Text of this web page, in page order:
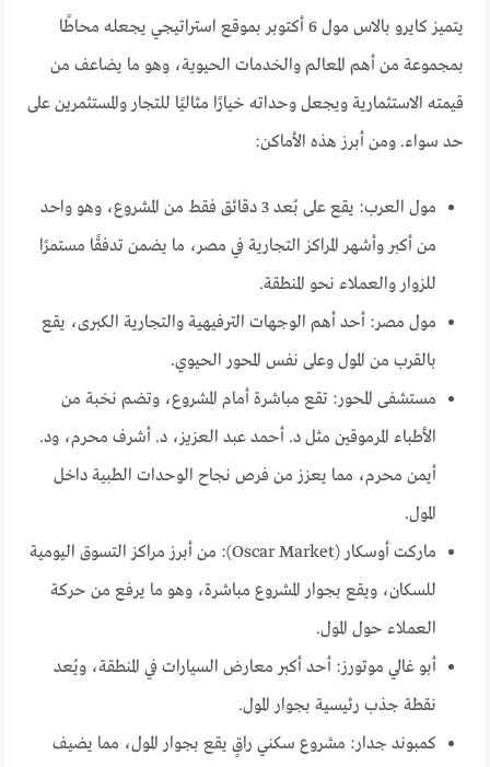
يتميز كايرو بالاس مول 6 أكتوبر بموقع استراتيجي يجعله محاطًا
بمجموعة من أهم المعالم والخدمات الحيوية، وهو ما يضاعف من
قيمته الاستثمارية ويجعل وحداته خيارًا مثاليًا للتجار والمستثمرين على
حد سواء. ومن أبرز هذه الأماكن:
مول العرب: يقع على بُعد 3 دقائق فقط من المشروع، وهو واحد
من أكبر وأشهر المراكز التجارية في مصر، ما يضمن تدفقًا مستمرًا
للزوار والعملاء نحو المنطقة.
مول مصر: أحد أهم الوجهات الترفيهية والتجارية الكبرى، يقع
بالقرب من المول وعلى نفس المحور الحيوي.
مستشفى المحور: تقع مباشرة أمام المشروع، وتضم نخبة من
الأطباء المرموقين مثل د. أحمد عبد العزيز، د. أشرف محرم، ود.
أيمن محرم، مما يعزز من فرص نجاح الوحدات الطبية داخل
المول.
ماركت أوسكار (Oscar Market): من أبرز مراكز التسوق اليومية
للسكان، ويقع بجوار المشروع مباشرة، وهو ما يرفع من حركة
العملاء حول المول.
أبو غالي موتورز: أحد أكبر معارض السيارات في المنطقة، ويُعد
نقطة جذب رئيسية بجوار المول.
كمبوند جدار: مشروع سكني راقٍ يقع بجوار المول، مما يضيف